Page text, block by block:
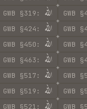
GWB §319 : الله GWB
GWB §424 : الله GWB
GWB §450 : الله GWB
GWB §463 : الله GWB
GWB §517 : الله GWB
GWB §519 : الله GWB
GWB §521 : GWB